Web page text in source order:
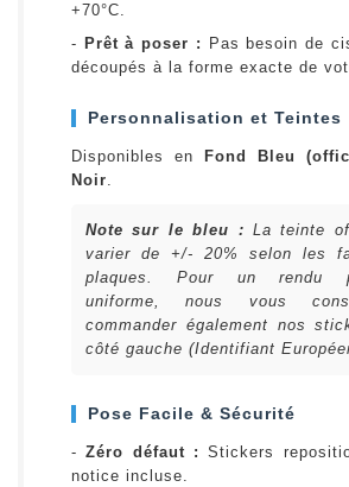
+70°C.
- Prêt à poser :
Pas besoin de
découpés à la forme exacte de
Personnalisation et Teintes
Disponibles en Fond Bleu
Noir.
Note sur le bleu : La teinte
varier de +/- 20% selon les
plaques. Pour un rendu
uniforme, nous vous
commander également nos
côté gauche (Identifiant
Pose Facile & Sécurité
-Zéro défaut : Stickers
notice incluse.